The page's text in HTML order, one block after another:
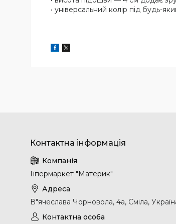
• універсальний колір під будь-
Гіпермаркет "Материк"
В"ячеслава Чорновола, 4а, Сміла,